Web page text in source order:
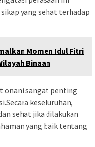
yang sehat terhadap
Momen Idul Fitri
Binaan
onani sangat penting
keseluruhan,
sehat jika dilakukan
yang baik tentang